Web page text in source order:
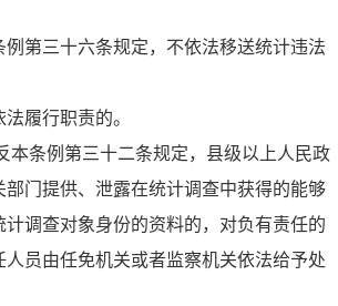
例第三十六条规定，不依法移送统计违法
法履行职责的。
本条例第三十二条规定，县级以上人民政
部门提供、泄露在统计调查中获得的能够
调查对象身份的资料的，对负有责任的
员由任免机关或者监察机关依法给予处